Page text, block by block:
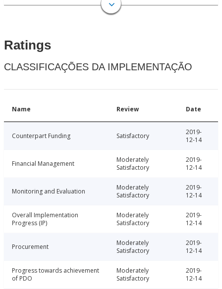
Ratings
CLASSIFICAÇÕES DA IMPLEMENTAÇÃO
Name Review Date
Counterpart Funding Satisfactory
2019-
12-14
Financial Management
Moderately
Satisfactory
2019-
12-14
Monitoring and Evaluation
Moderately
Satisfactory
2019-
12-14
Overall Implementation
Progress (IP)
Moderately
Satisfactory
2019-
12-14
Procurement
Moderately
Satisfactory
2019-
12-14
Progress towards achievement
of PDO
Moderately
Satisfactory
2019-
12-14